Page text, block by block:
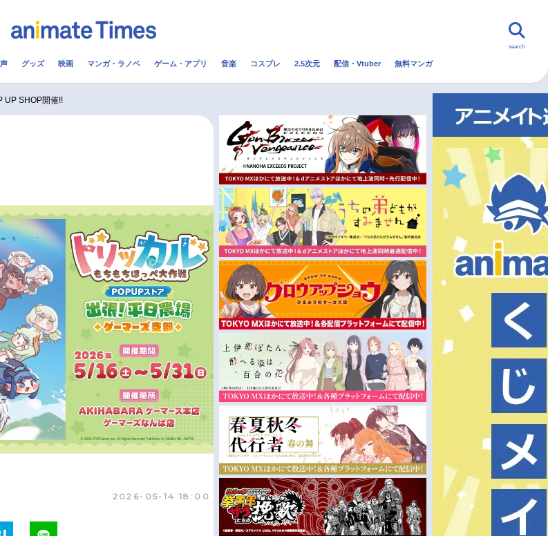
配信・Vtuber トレンド 無料マンガ
男性声優/女性声優一覧
今期アニメ曜日別一覧
夏アニメ
秋アニメ
冬アニメ
FOLLOW US
search
グッズ 映画 マンガ・ラノベ ゲーム・アプリ 音楽 コスプレ 2.5次元 配信・Vtuber 無料マンガ
UP SHOP開催!!
2026-05-14 18:00